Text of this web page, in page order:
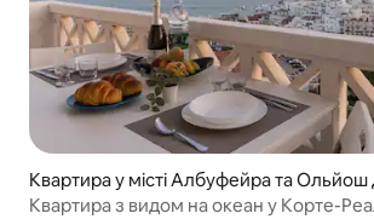
Квартира у місті Албуфейра та Ольйош
Агу
Квартира з видом на океан у Корте-